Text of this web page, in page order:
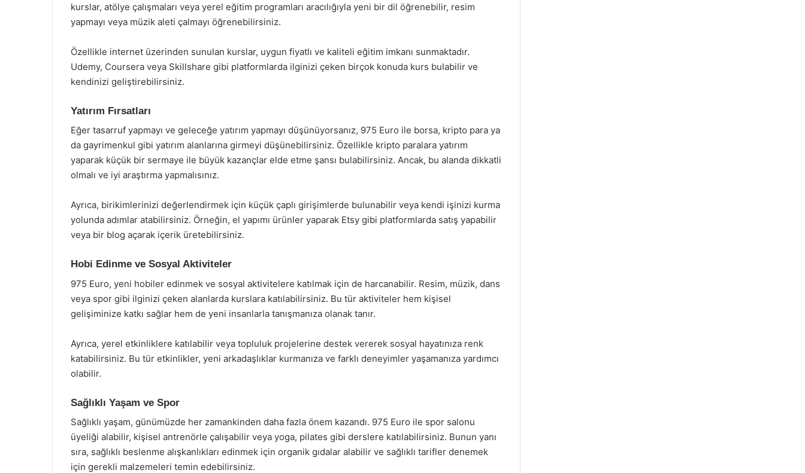
kurslar, atölye çalışmaları veya yerel eğitim programları aracılığıyla yeni bir dil öğrenebilir, resim
yapmayı veya müzik aleti çalmayı öğrenebilirsiniz.
Özellikle internet üzerinden sunulan kurslar, uygun fiyatlı ve kaliteli eğitim imkanı sunmaktadır.
Udemy, Coursera veya Skillshare gibi platformlarda ilginizi çeken birçok konuda kurs bulabilir ve
kendinizi geliştirebilirsiniz.
Yatırım Fırsatları
Eğer tasarruf yapmayı ve geleceğe yatırım yapmayı düşünüyorsanız, 975 Euro ile borsa, kripto para ya
da gayrimenkul gibi yatırım alanlarına girmeyi düşünebilirsiniz. Özellikle kripto paralara yatırım
yaparak küçük bir sermaye ile büyük kazançlar elde etme şansı bulabilirsiniz. Ancak, bu alanda dikkatli
olmalı ve iyi araştırma yapmalısınız.
Ayrıca, birikimlerinizi değerlendirmek için küçük çaplı girişimlerde bulunabilir veya kendi işinizi kurma
yolunda adımlar atabilirsiniz. Örneğin, el yapımı ürünler yaparak Etsy gibi platformlarda satış yapabilir
veya bir blog açarak içerik üretebilirsiniz.
Hobi Edinme ve Sosyal Aktiviteler
975 Euro, yeni hobiler edinmek ve sosyal aktivitelere katılmak için de harcanabilir. Resim, müzik, dans
veya spor gibi ilginizi çeken alanlarda kurslara katılabilirsiniz. Bu tür aktiviteler hem kişisel
gelişiminize katkı sağlar hem de yeni insanlarla tanışmanıza olanak tanır.
Ayrıca, yerel etkinliklere katılabilir veya topluluk projelerine destek vererek sosyal hayatınıza renk
katabilirsiniz. Bu tür etkinlikler, yeni arkadaşlıklar kurmanıza ve farklı deneyimler yaşamanıza yardımcı
olabilir.
Sağlıklı Yaşam ve Spor
Sağlıklı yaşam, günümüzde her zamankinden daha fazla önem kazandı. 975 Euro ile spor salonu
üyeliği alabilir, kişisel antrenörle çalışabilir veya yoga, pilates gibi derslere katılabilirsiniz. Bunun yanı
sıra, sağlıklı beslenme alışkanlıkları edinmek için organik gıdalar alabilir ve sağlıklı tarifler denemek
için gerekli malzemeleri temin edebilirsiniz.